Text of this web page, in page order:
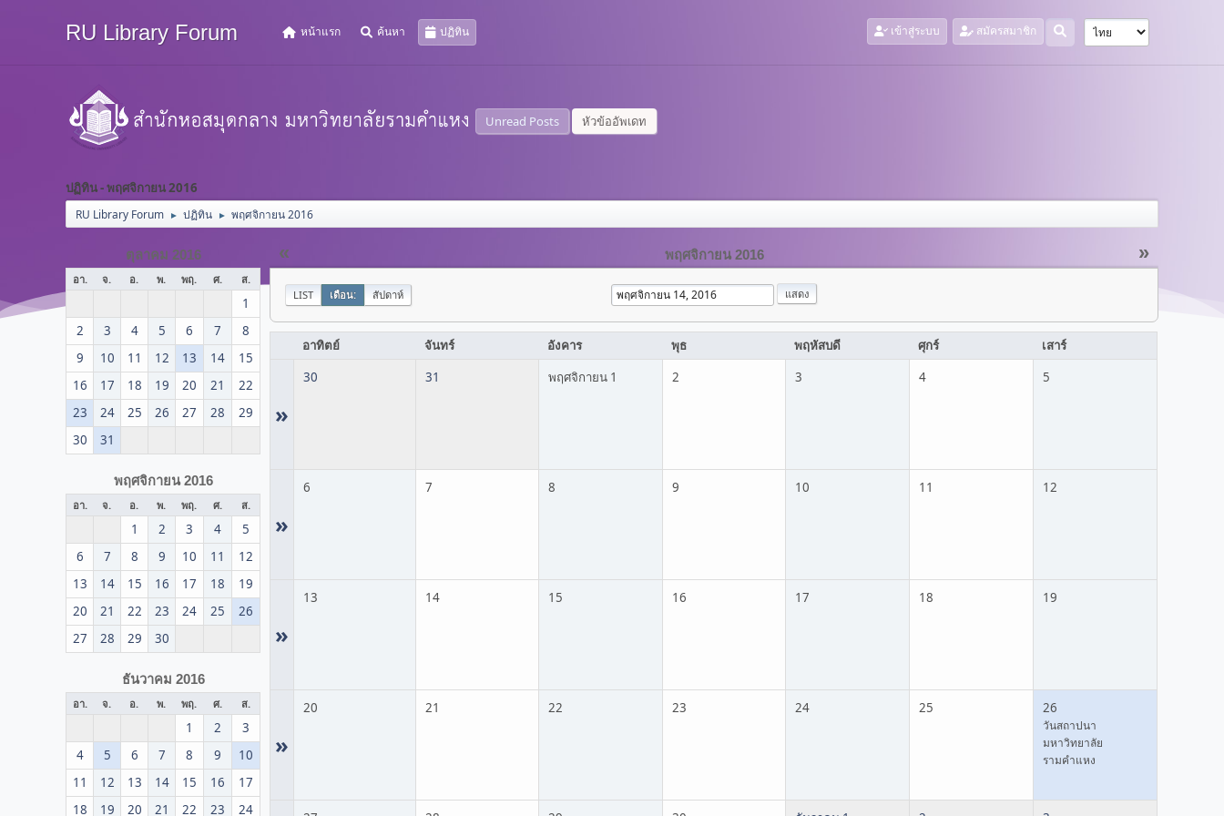
RU Library Forum หน้าแรก ค้นหา ปฏิทิน เข้าสู่ระบบ สมัครสมาชิก
Unread Posts หัวข้ออัพเดท
ปฏิทิน - พฤศจิกายน 2016
RU Library Forum ► ปฏิทิน ► พฤศจิกายน 2016
ตุลาคม 2016
อา. จ. อ. พ. พฤ. ศ. ส.
1
2
3 4 5 6 7
8
9
10 11 12 13 14
15
16
17 18 19 20 21
22
23
24 25 26 27 28
29
30
31
พฤศจิกายน 2016
อา. จ. อ. พ. พฤ. ศ. ส.
1 2 3 4
5
6
7 8 9 10 11
12
13
14 15 16 17 18
19
20
21 22 23 24 25
26
27
28 29 30
ธันวาคม 2016
อา. จ. อ. พ. พฤ. ศ. ส.
1 2
3
4
5 6 7 8 9
10
11
12 13 14 15 16
17
18
19 20 21 22 23 24
« »
พฤศจิกายน 2016
LIST เดือน: สัปดาห์
อาทิตย์ จันทร์ อังคาร พุธ พฤหัสบดี ศุกร์ เสาร์
»
30 31 พฤศจิกายน 1 2 3 4 5
»
6 7 8 9 10 11 12
»
13 14 15 16 17 18 19
»
20 21 22 23 24 25 26
วันสถาปนา
มหาวิทยาลัย
รามคำแหง